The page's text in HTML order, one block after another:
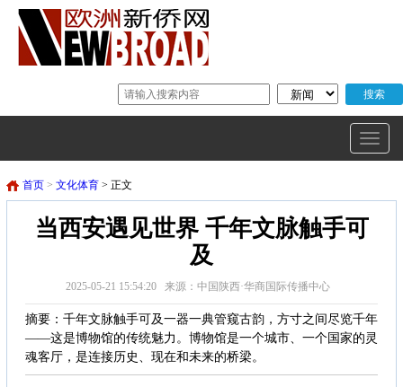
首页 > 文化体育 > 正文
当西安遇见世界 千年文脉触手可
及
2025-05-21 15:54:20 来源：中国陕西·华商国际传播中心
摘要：千年文脉触手可及一器一典管窥古韵，方寸之间尽览千年
——这是博物馆的传统魅力。博物馆是一个城市、一个国家的灵
魂客厅，是连接历史、现在和未来的桥梁。